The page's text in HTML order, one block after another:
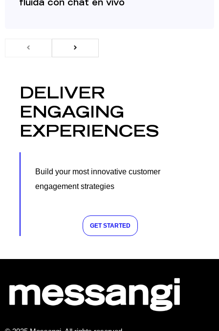
fluida con chat en vivo
DELIVER
ENGAGING
EXPERIENCES
Build your most innovative customer
engagement strategies
GET STARTED